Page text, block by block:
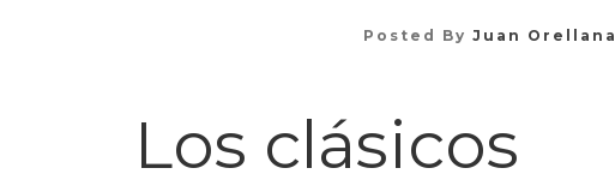
Posted By Juan Orellana
Los clásicos